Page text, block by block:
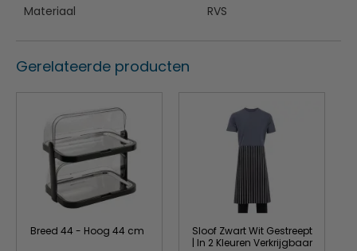
Materiaal
RVS
Gerelateerde producten
Breed 44 - Hoog 44 cm
Sloof Zwart Wit Gestreept
| In 2 Kleuren Verkrijgbaar